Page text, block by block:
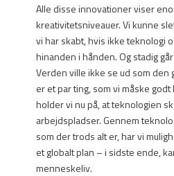
Alle disse innovationer viser
kreativitetsniveauer. Vi kunne
vi har skabt, hvis ikke teknologi
hinanden i hånden. Og stadig
Verden ville ikke se ud som den
er et par ting, som vi måske
holder vi nu på, at teknologien
arbejdspladser. Gennem
som der trods alt er, har vi
et globalt plan – i sidste ende,
menneskeliv.